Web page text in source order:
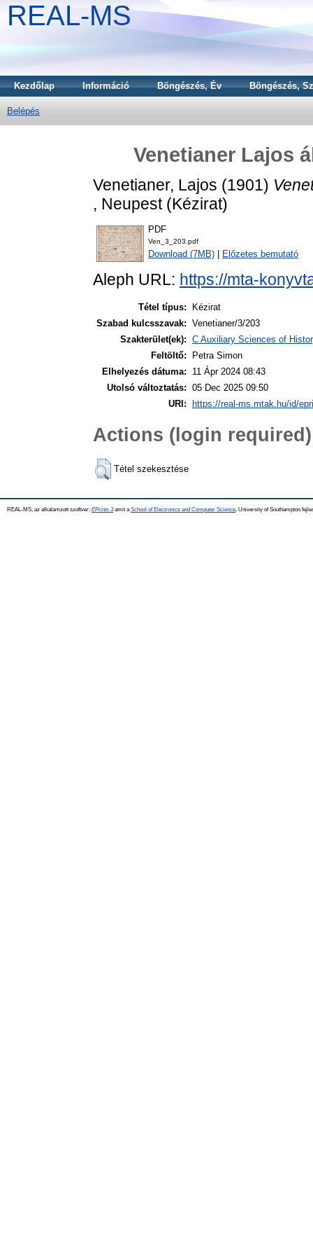
REAL-MS
Kezdőlap Információ Böngészés, Év Böngészés,
Belépés
Venetianer Lajos
Venetianer, Lajos (1901)
, Neupest (Kézirat)
PDF
Ven_3_203.pdf
Download (7MB) Előzetes bemutató
Aleph URL: https://mta-
Tétel típus:
Kézirat
Szabad kulcsszavak: Venetianer/3/203
Szakterület(ek): C Auxiliary Sciences of
Feltöltő:
Petra Simon
Elhelyezés dátuma:
11 Ápr 2024 08:43
Utolsó változtatás: 05 Dec 2025 09:50
URI:
https://real-ms.mtak.hu/id/
Actions (login required)
Tétel szekesztése
REAL-MS, az alkalamzott szoftver: EPrints 3amit a School of Electronics and Computer Science , University of Southampton